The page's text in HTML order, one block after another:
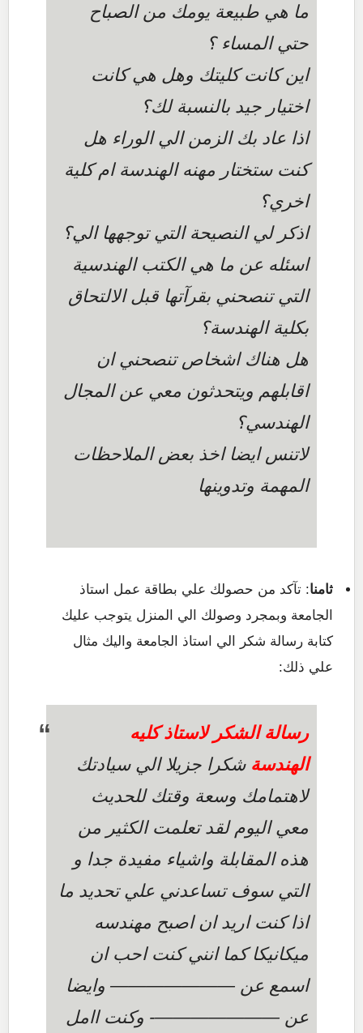
ما هي طبيعة يومك من الصباح
حتي المساء ؟
اين كانت كليتك وهل هي كانت
اختيار جيد بالنسبة لك؟
اذا عاد بك الزمن الي الوراء هل
كنت ستختار مهنه الهندسة ام كلية
اخري؟
اذكر لي النصيحة التي توجهها الي؟
اسئله عن ما هي الكتب الهندسية
التي تنصحني بقرآتها قبل الالتحاق
بكلية الهندسة؟
هل هناك اشخاص تنصحني ان
اقابلهم ويتحدثون معي عن المجال
الهندسي؟
لاتنس ايضا اخذ بعض الملاحظات
المهمة وتدوينها
ثامنا: تآكد من حصولك علي بطاقة عمل استاذ
الجامعة وبمجرد وصولك الي المنزل يتوجب عليك
كتابة رسالة شكر الي استاذ الجامعة واليك مثال
علي ذلك:
رسالة الشكر لاستاذ كليه
الهندسة شكرا جزيلا الي سيادتك
لاهتمامك وسعة وقتك للحديث
معي اليوم لقد تعلمت الكثير من
هذه المقابلة واشياء مفيدة جدا و
التي سوف تساعدني علي تحديد ما
اذا كنت اريد ان اصبح مهندسه
ميكانيكا كما انني كنت احب ان
اسمع عن ——————— وايضا
عن ———————- وكنت اامل